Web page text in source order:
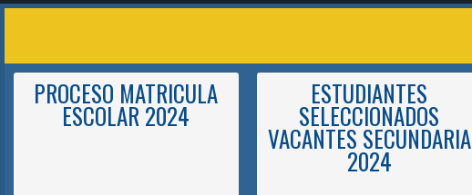
PROCESO MATRICULA
ESCOLAR 2024
ESTUDIANTES
SELECCIONADOS
VACANTES SECUNDARIA
2024